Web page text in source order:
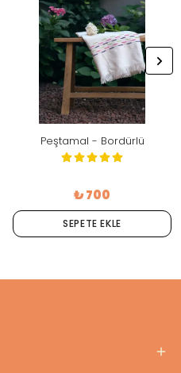
Peştamal - Bordürlü
₺ 700
SEPETE EKLE